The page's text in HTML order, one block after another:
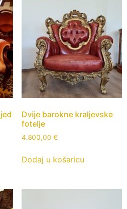
Dvije barokne kraljevske
fotelje
4.800,00 €
Dodaj u košaricu